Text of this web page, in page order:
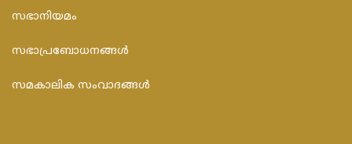
സഭാനിയമം
സഭാപ്രബോധനങ്ങള്‍
സമകാലിക സംവാദങ്ങൾ